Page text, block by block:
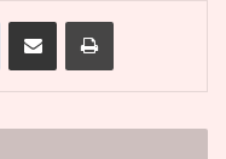
TelegramPartager par email Imprimer